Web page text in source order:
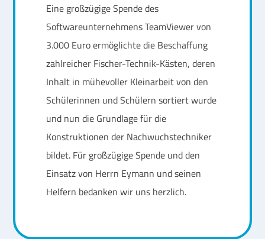
Eine großzügige Spende des
Softwareunternehmens TeamViewer von
3.000 Euro ermöglichte die Beschaffung
zahlreicher Fischer-Technik-Kästen, deren
Inhalt in mühevoller Kleinarbeit von den
Schülerinnen und Schülern sortiert wurde
und nun die Grundlage für die
Konstruktionen der Nachwuchstechniker
bildet. Für großzügige Spende und den
Einsatz von Herrn Eymann und seinen
Helfern bedanken wir uns herzlich.